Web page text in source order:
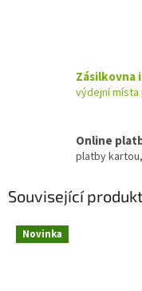
Zásilkovna
výdejní místa
Online
platby
Související
Novinka